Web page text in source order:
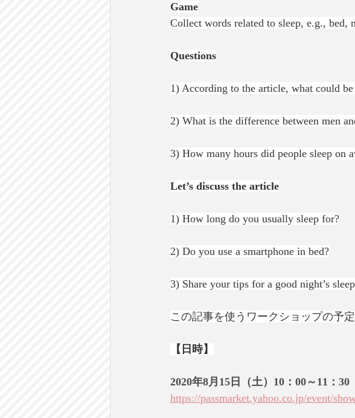
Game
Collect words related to sleep, e.g., bed,
Questions
1) According to the article, what could be
2) What is the difference between men
3) How many hours did people sleep on
Let’s discuss the article
1) How long do you usually sleep for?
2) Do you use a smartphone in bed?
3) Share your tips for a good night’s
この記事を使うワークショップの予
【日時】
2020年8月15日（土）10：00～11：30
https://passmarket.yahoo.co.jp/event/